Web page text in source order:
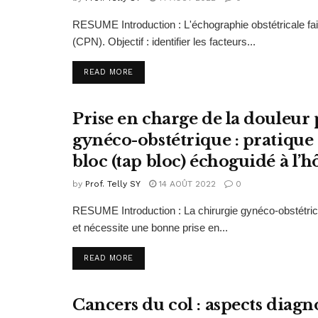
RESUME Introduction : L'échographie obstétricale
(CPN). Objectif : identifier les facteurs...
READ MORE
PUBLICATIONS 2020
Prise en charge de la
gynéco-obstétrique :
bloc (tap bloc) échoguidé à
by Prof. Telly SY 14 AOÛT 2022 0
RESUME Introduction : La chirurgie gynéco-
et nécessite une bonne prise en...
READ MORE
PUBLICATIONS 2020
Cancers du col : aspects